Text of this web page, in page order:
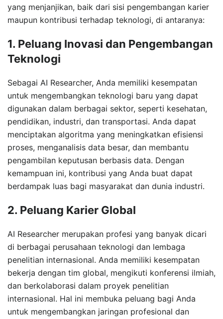
yang menjanjikan, baik dari sisi pengembangan karier
maupun kontribusi terhadap teknologi, di antaranya:
1. Peluang Inovasi dan Pengembangan
Teknologi
Sebagai AI Researcher, Anda memiliki kesempatan
untuk mengembangkan teknologi baru yang dapat
digunakan dalam berbagai sektor, seperti kesehatan,
pendidikan, industri, dan transportasi. Anda dapat
menciptakan algoritma yang meningkatkan efisiensi
proses, menganalisis data besar, dan membantu
pengambilan keputusan berbasis data. Dengan
kemampuan ini, kontribusi yang Anda buat dapat
berdampak luas bagi masyarakat dan dunia industri.
2. Peluang Karier Global
AI Researcher merupakan profesi yang banyak dicari
di berbagai perusahaan teknologi dan lembaga
penelitian internasional. Anda memiliki kesempatan
bekerja dengan tim global, mengikuti konferensi ilmiah,
dan berkolaborasi dalam proyek penelitian
internasional. Hal ini membuka peluang bagi Anda
untuk mengembangkan jaringan profesional dan